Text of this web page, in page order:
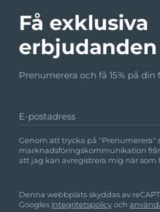
Få exklusiva
erbjudanden
Prenumerera och få 15% på
E-postadress
Genom att trycka på "Prenumerera"
marknadsföringskommunikation
att jag kan avregistrera mig när som
Denna webbplats skyddas av
Googles integritetspolicyoch